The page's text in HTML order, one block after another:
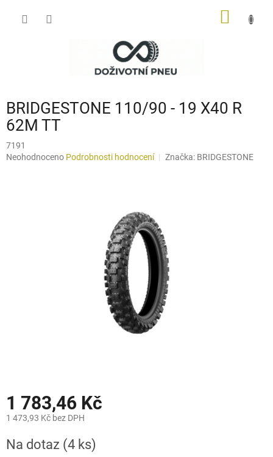
BRIDGESTONE 110/90 - 19 X40 R
62M TT
7191
Průměrné
Neohodnoceno Podrobnosti hodnocení Značka: BRIDGESTONE
1 783,46 Kč
1 473,93 Kč bez DPH
cena:
Na dotaz (4 ks)